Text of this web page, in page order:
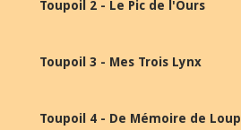
Toupoil 2 - Le Pic de l'Ours
Toupoil 3 - Mes Trois Lynx
Toupoil 4 - De Mémoire de Loup